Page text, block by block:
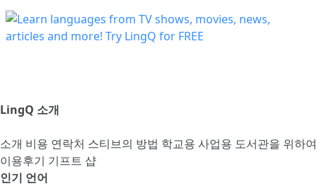
LingQ 소개
소개 비용 연락처 스티브의 방법 학교용 사업용 도서관을 위하여
이용후기 기프트 샵
인기 언어